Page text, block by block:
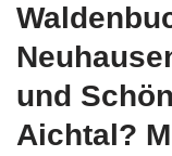
und
Aichtal?